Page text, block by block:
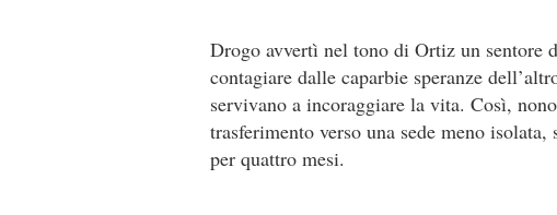
Drogo avvertì nel tono di Ortiz un sentore
contagiare dalle caparbie speranze
servivano a incoraggiare la vita. Così,
trasferimento verso una sede meno
per quattro mesi.